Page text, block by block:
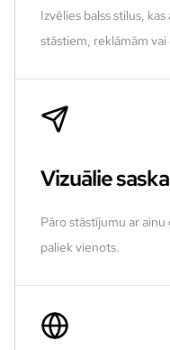
Izvēlies balss stilus,
stāstiem, reklāmām
Vizuālie
Pāro stāstījumu ar
paliek vienots.